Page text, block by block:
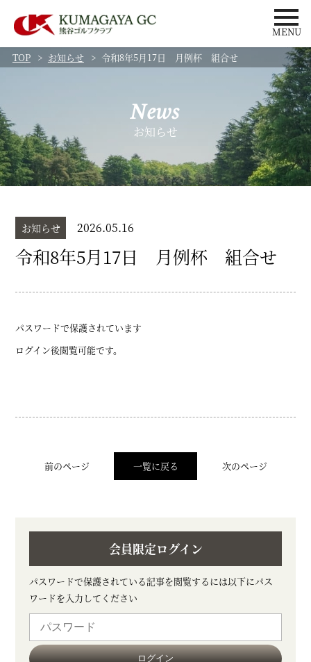
MENU
TOP
お知らせ 令和8年5月17日 月例杯 組合せ
News
お知らせ
お知らせ 2026.05.16
令和8年5月17日 月例杯 組合せ
パスワードで保護されています
ログイン後閲覧可能です。
前のページ 一覧に戻る 次のページ
会員限定ログイン
パスワードで保護されている記事を閲覧するには以下にパス
ワードを入力してください